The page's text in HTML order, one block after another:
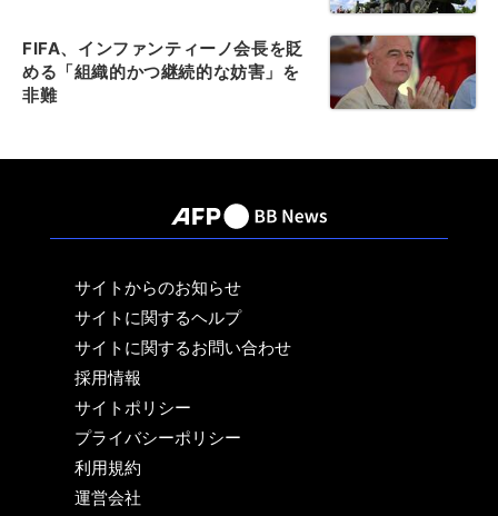
FIFA、インファンティーノ会長を貶
める「組織的かつ継続的な妨害」を
非難
サイトからのお知らせ
サイトに関するヘルプ
サイトに関するお問い合わせ
採用情報
サイトポリシー
プライバシーポリシー
利用規約
運営会社